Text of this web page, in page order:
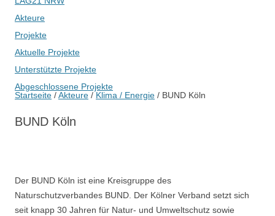
Akteure
Projekte
Aktuelle Projekte
Unterstützte Projekte
Abgeschlossene Projekte
Startseite /Akteure / Klima / Energie / BUND Köln
BUND Köln
Der BUND Köln ist eine Kreisgruppe des
Naturschutzverbandes BUND. Der Kölner Verband setzt sich
seit knapp 30 Jahren für Natur- und Umweltschutz sowie